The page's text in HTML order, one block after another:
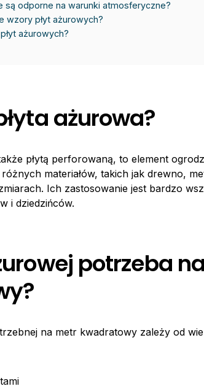
są odporne na warunki atmosferyczne?
wzory płyt ażurowych?
ażurowych?
ażurowa?
płytą perforowaną, to element
materiałów, takich jak drewno,
Ich zastosowanie jest bardzo
i dziedzińców.
potrzeba
na metr kwadratowy zależy od